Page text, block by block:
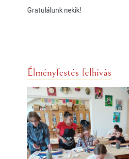
Gratulálunk nekik!
Élményfestés felhívás